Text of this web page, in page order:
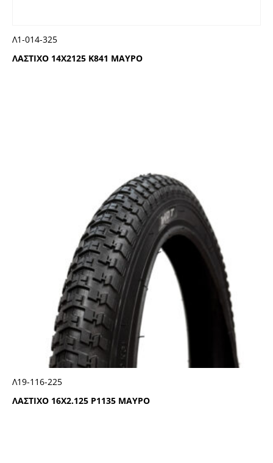
ΛΑΣΤΙΧΟ 14Χ2125 Κ841 ΜΑΥΡΟ
Λ1-014-325
ΛΑΣΤΙΧΟ 16Χ2.125 Ρ1135 ΜΑΥΡΟ
Λ19-116-225